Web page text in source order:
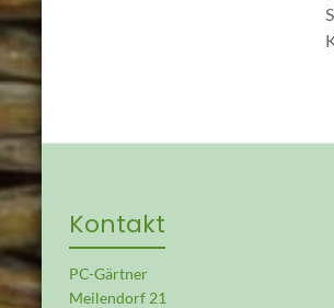
Kontakt
PC-Gärtner
Meilendorf 21